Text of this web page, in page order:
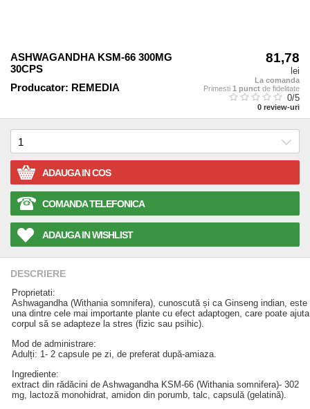
ASHWAGANDHA KSM-66 300MG
30CPS
Producator: REMEDIA
81,78
lei
La comanda
Primesti 1 punct de fidelitate
0/5
0 review-uri
ADAUGA IN COS
COMANDA TELEFONICA
ADAUGA IN WISHLIST
DESCRIERE
Proprietati:
Ashwagandha (Withania somnifera), cunoscută și ca Ginseng indian, este
una dintre cele mai importante plante cu efect adaptogen, care poate ajuta
corpul să se adapteze la stres (fizic sau psihic).
Mod de administrare:
Adulți: 1- 2 capsule pe zi, de preferat după-amiaza.
Ingrediente:
extract din rădăcini de Ashwagandha KSM-66 (Withania somnifera)- 302
mg, lactoză monohidrat, amidon din porumb, talc, capsulă (gelatină).